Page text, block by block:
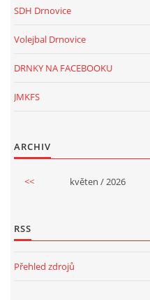
SDH Drnovice
Volejbal Drnovice
DRNKY NA FACEBOOKU
JMKFS
ARCHIV
<< květen / 2026
RSS
Přehled zdrojů